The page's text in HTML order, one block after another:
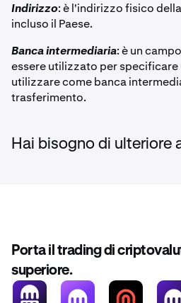
Indirizzo: è l'indirizzo fisico
incluso il Paese.
Banca intermediaria: è un
essere utilizzato per
utilizzare come banca
trasferimento.
Hai bisogno di ulteriore
Porta il trading di
superiore.